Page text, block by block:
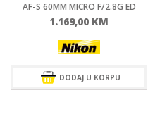
AF-S 60MM MICRO F/2.8G ED
1.169,00 KM
DODAJ U KORPU